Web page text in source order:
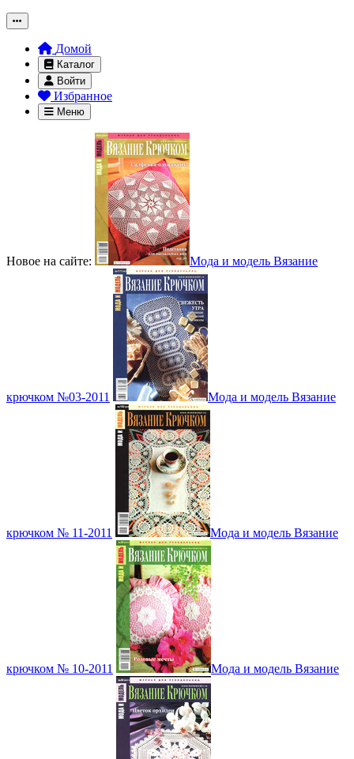
Домой
Каталог
Войти
Избранное
Меню
Новое на сайте: Мода и модель Вязание
крючком №03-2011 Мода и модель Вязание
крючком № 11-2011 Мода и модель Вязание
крючком № 10-2011 Мода и модель Вязание